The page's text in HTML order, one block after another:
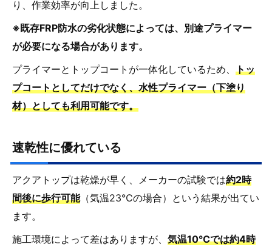
り、作業効率が向上しました。
※既存FRP防水の劣化状態によっては、別途プライマー
が必要になる場合があります。
プライマーとトップコートが一体化しているため、トッ
プコートとしてだけでなく、水性プライマー（下塗り
材）としても利用可能です。
速乾性に優れている
アクアトップは乾燥が早く、メーカーの試験では約2時
間後に歩行可能（気温23℃の場合）という結果が出てい
ます。
施工環境によって差はありますが、気温10℃では約4時